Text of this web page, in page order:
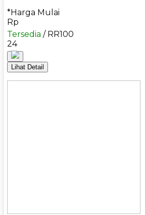
*Harga Mulai
Rp
Tersedia / RR100
24
Lihat Detail